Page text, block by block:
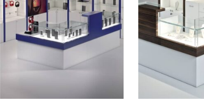
Kosárba teszem